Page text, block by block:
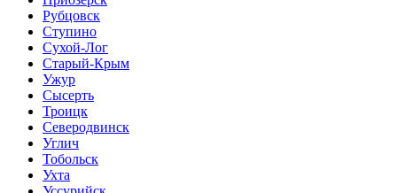
Рубцовск
Ступино
Сухой-Лог
Старый-Крым
Ужур
Сысерть
Троицк
Северодвинск
Углич
Тобольск
Ухта